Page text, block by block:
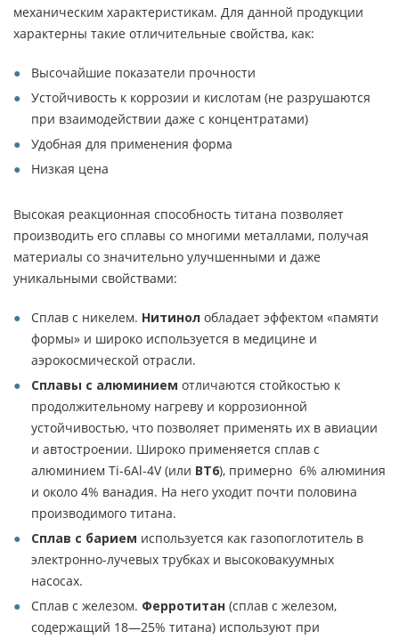
механическим характеристикам. Для данной продукции
характерны такие отличительные свойства, как:
Высочайшие показатели прочности
Устойчивость к коррозии и кислотам (не разрушаются
при взаимодействии даже с концентратами)
Удобная для применения форма
Низкая цена
Высокая реакционная способность титана позволяет
производить его сплавы со многими металлами, получая
материалы со значительно улучшенными и даже
уникальными свойствами:
Сплав с никелем. Нитинол обладает эффектом «памяти
формы» и широко используется в медицине и
аэрокосмической отрасли.
Сплавы с алюминием отличаются стойкостью к
продолжительному нагреву и коррозионной
устойчивостью, что позволяет применять их в авиации
и автостроении. Широко применяется сплав с
алюминием Ti-6Al-4V (или ВТ6), примерно 6% алюминия
и около 4% ванадия. На него уходит почти половина
производимого титана.
Сплав с барием используется как газопоглотитель в
электронно-лучевых трубках и высоковакуумных
насосах.
Сплав с железом. Ферротитан (сплав с железом,
содержащий 18—25% титана) используют при